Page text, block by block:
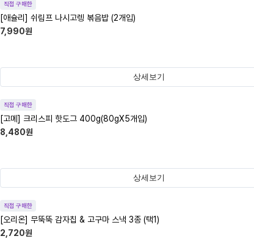
직접 구매한
[애슐리] 쉬림프 나시고렝 볶음밥 (2개입)
7,990원
상세보기
직접 구매한
[고메] 크리스피 핫도그 400g(80gX5개입)
8,480원
상세보기
직접 구매한
[오리온] 무뚝뚝 감자칩 & 고구마 스낵 3종 (택1)
2,720원